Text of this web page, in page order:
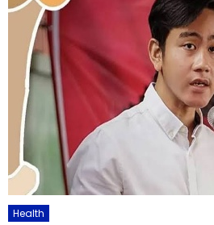
Health